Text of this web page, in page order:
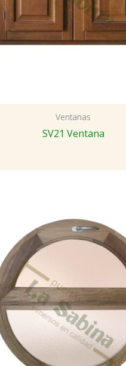
Ventanas
SV21 Ventana